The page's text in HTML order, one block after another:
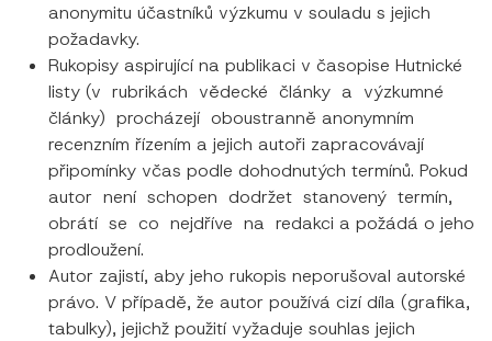
anonymitu účastníků výzkumu v souladu s jejich
požadavky.
Rukopisy aspirující na publikaci v časopise Hutnické
listy (v rubrikách vědecké články a výzkumné
články) procházejí oboustranně anonymním
recenzním řízením a jejich autoři zapracovávají
připomínky včas podle dohodnutých termínů. Pokud
autor není schopen dodržet stanovený termín,
obrátí se co nejdříve na redakci a požádá o jeho
prodloužení.
Autor zajistí, aby jeho rukopis neporušoval autorské
právo. V případě, že autor používá cizí díla (grafika,
tabulky), jejichž použití vyžaduje souhlas jejich